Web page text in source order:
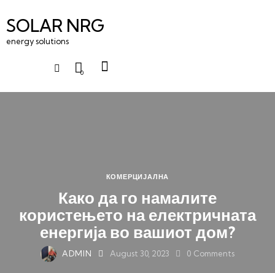
SOLAR NRG
energy solutions
0
КОМЕРЦИЈАЛНА
Како да го намалите
користењето на електричната
енергија во вашиот дом?
ADMIN August 30, 2023 0 Comments